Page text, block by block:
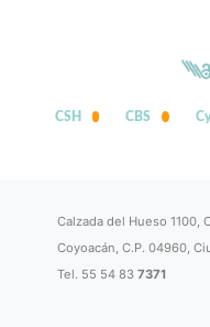
CSH CBS
Calzada del Hueso 1100,
Coyoacán, C.P. 04960,
Tel. 55 54 837371